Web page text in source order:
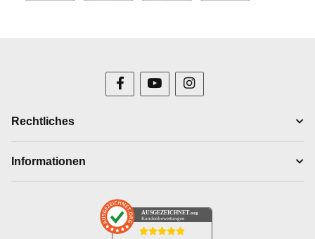
Rechtliches
Informationen
AUSGEZEICHNET .org
Kundenbewertungen